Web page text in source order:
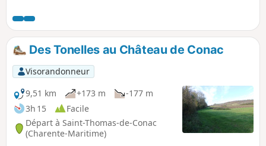
beaux paysages. Le circuit est, également, l'occasion de
découvrir de beaux exemples du patrimoine bâti.
Des Tonelles au Château de Conac
Visorandonneur
9,51 km
+173 m
-177 m
3h 15
Facile
Départ à Saint-Thomas-de-Conac
(Charente-Maritime)